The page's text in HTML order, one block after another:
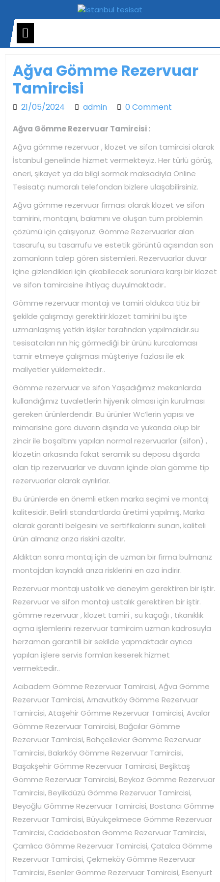
content
Ağva Gömme Rezervuar
Tamircisi
21/05/2024 21/05/2024
adminadmin0 Comment
Ağva Gömme Rezervuar Tamircisi :
Ağva gömme rezervuar , klozet ve sifon tamircisi olarak
İstanbul genelinde hizmet vermekteyiz. Her türlü görüş,
öneri, şikayet ya da bilgi sormak maksadıyla Online
Tesisatçı numaralı telefondan bizlere ulaşabilirsiniz.
Ağva gömme rezervuar firması olarak klozet ve sifon
tamirini, montajını, bakımını ve oluşan tüm problemin
çözümü için çalışıyoruz. Gömme Rezervuarlar alan
tasarufu, su tasarrufu ve estetik görüntü açısından son
zamanların talep gören sistemleri. Rezervuarlar duvar
içine gizlendikleri için çıkabilecek sorunlara karşı bir klozet
ve sifon tamircisine ihtiyaç duyulmaktadır..
Gömme rezervuar montajı ve tamiri oldukca titiz bir
şekilde çalışmayı gerektirir.klozet tamirini bu işte
uzmanlaşmış yetkin kişiler tarafından yapılmalıdır.su
tesisatcıları nın hiç görmediği bir ürünü kurcalaması
tamir etmeye çalışması müşteriye fazlası ile ek
maliyetler yüklemektedir..
Gömme rezervuar ve sifon Yaşadığımız mekanlarda
kullandığımız tuvaletlerin hijyenik olması için kurulması
gereken ürünlerdendir. Bu ürünler Wc’lerin yapısı ve
mimarisine göre duvarın dışında ve yukarıda olup bir
zincir ile boşaltımı yapılan normal rezervuarlar (sifon) ,
klozetin arkasında fakat seramik su deposu dışarda
olan tip rezervuarlar ve duvarın içinde olan gömme tip
rezervuarlar olarak ayrılırlar.
Bu ürünlerde en önemli etken marka seçimi ve montaj
kalitesidir. Belirli standartlarda üretimi yapılmış, Marka
olarak garanti belgesini ve sertifikalarını sunan, kaliteli
ürün almanız arıza riskini azaltır.
Aldıktan sonra montaj için de uzman bir firma bulmanız
montajdan kaynaklı arıza risklerini en aza indirir.
Rezervuar montajı ustalık ve deneyim gerektiren bir iştir.
Rezervuar ve sifon montajı ustalık gerektiren bir iştir.
gömme rezervuar , klozet tamiri , su kaçağı , tıkanıklık
açma işlemlerini rezervuar tamircim uzman kadrosuyla
herzaman garantili bir sekilde yapmaktadır ayrıca
yapılan işlere servis formları keserek hizmet
vermektedir..
Acıbadem Gömme Rezervuar Tamircisi, Ağva Gömme
Rezervuar Tamircisi, Arnavutköy Gömme Rezervuar
Tamircisi, Ataşehir Gömme Rezervuar Tamircisi, Avcılar
Gömme Rezervuar Tamircisi, Bağcılar Gömme
Rezervuar Tamircisi, Bahçelievler Gömme Rezervuar
Tamircisi, Bakırköy Gömme Rezervuar Tamircisi,
Başakşehir Gömme Rezervuar Tamircisi, Beşiktaş
Gömme Rezervuar Tamircisi, Beykoz Gömme Rezervuar
Tamircisi, Beylikdüzü Gömme Rezervuar Tamircisi,
Beyoğlu Gömme Rezervuar Tamircisi, Bostancı Gömme
Rezervuar Tamircisi, Büyükçekmece Gömme Rezervuar
Tamircisi, Caddebostan Gömme Rezervuar Tamircisi,
Çamlıca Gömme Rezervuar Tamircisi, Çatalca Gömme
Rezervuar Tamircisi, Çekmeköy Gömme Rezervuar
Tamircisi, Esenler Gömme Rezervuar Tamircisi, Esenyurt